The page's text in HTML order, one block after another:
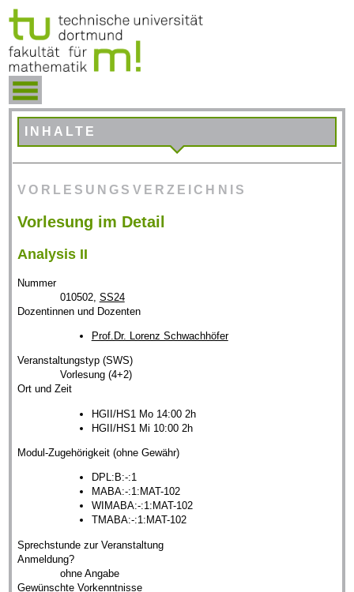
INHALTE
VORLESUNGSVERZEICHNIS
Vorlesung im Detail
Analysis II
Nummer
010502, SS24
Dozentinnen und Dozenten
Prof.Dr. Lorenz Schwachhöfer
Veranstaltungstyp (SWS)
Vorlesung (4+2)
Ort und Zeit
HGII/HS1 Mo 14:00 2h
HGII/HS1 Mi 10:00 2h
Modul-Zugehörigkeit (ohne Gewähr)
DPL:B:-:1
MABA:-:1:MAT-102
WIMABA:-:1:MAT-102
TMABA:-:1:MAT-102
Sprechstunde zur Veranstaltung
Anmeldung?
ohne Angabe
Gewünschte Vorkenntnisse